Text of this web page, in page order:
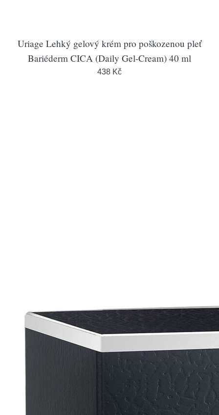
Uriage Lehký gelový krém pro poškozenou pleť
Bariéderm CICA (Daily Gel-Cream) 40 ml
438 Kč